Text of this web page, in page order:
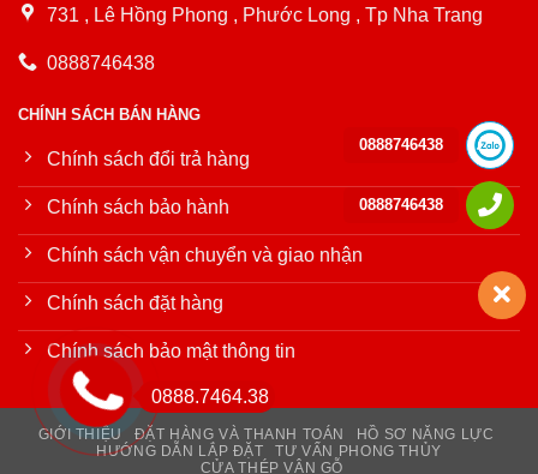
731 , Lê Hồng Phong , Phước Long , Tp Nha Trang
0888746438
CHÍNH SÁCH BÁN HÀNG
Chính sách đổi trả hàng
Chính sách bảo hành
Chính sách vận chuyển và giao nhận
Chính sách đặt hàng
Chính sách bảo mật thông tin
GIỚI THIỆU ĐẶT HÀNG VÀ THANH TOÁN
HỒ SƠ NĂNG LỰC
HƯỚNG DẪN LẮP ĐẶT
TƯ VẤN PHONG THỦY
CỬA THÉP VÂN GỖ
0888.7464.38
0888746438
0888746438